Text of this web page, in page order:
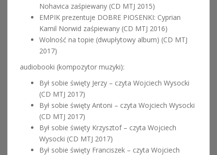
Nohavica zaśpiewany (CD MTJ 2015)
EMPIK prezentuje DOBRE PIOSENKI: Cyprian
Kamil Norwid zaśpiewany (CD MTJ 2016)
Wolność na topie (dwupłytowy album) (CD MTJ
2017)
audiobooki (kompozytor muzyki):
Był sobie święty Jerzy – czyta Wojciech Wysocki
(CD MTJ 2017)
Był sobie święty Antoni – czyta Wojciech Wysocki
(CD MTJ 2017)
Był sobie święty Krzysztof – czyta Wojciech
Wysocki (CD MTJ 2017)
Był sobie święty Franciszek – czyta Wojciech